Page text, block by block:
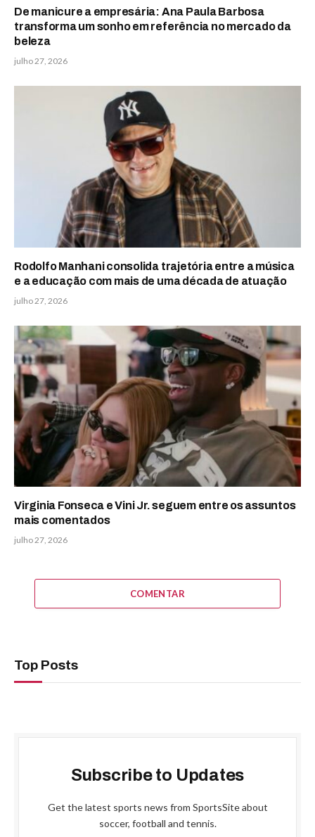
De manicure a empresária: Ana Paula Barbosa
transforma um sonho em referência no mercado da
beleza
julho 27, 2026
Rodolfo Manhani consolida trajetória entre a música
e a educação com mais de uma década de atuação
julho 27, 2026
Virginia Fonseca e Vini Jr. seguem entre os assuntos
mais comentados
julho 27, 2026
COMENTAR
Top Posts
Subscribe to Updates
Get the latest sports news from SportsSite about
soccer, football and tennis.